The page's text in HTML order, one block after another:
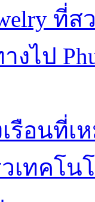
ที่
งไป
รือนที่เ
เทคโน